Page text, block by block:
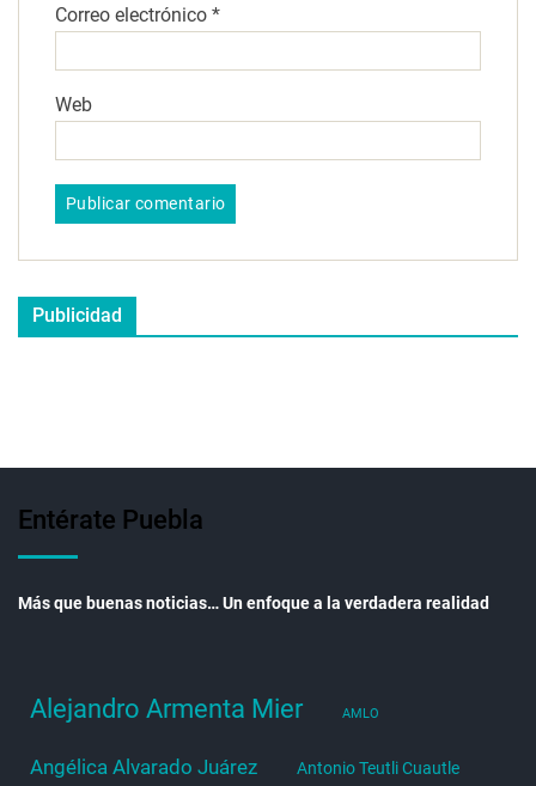
Correo electrónico *
Web
Publicidad
Entérate Puebla
Más que buenas noticias… Un enfoque a la verdadera realidad
Alejandro Armenta Mier AMLO
Angélica Alvarado Juárez Antonio Teutli Cuautle